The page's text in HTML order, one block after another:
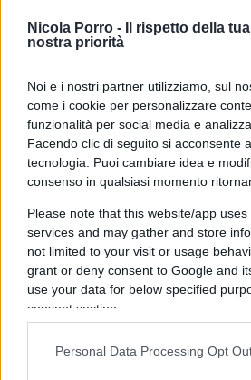
Nicola Porro -
Il rispetto della
nostra priorità
Noi e i nostri partner utilizziamo, sul
come i cookie per personalizzare
funzionalità per social media e
Facendo clic di seguito si acconsente
tecnologia. Puoi cambiare idea e
consenso in qualsiasi momento
Please note that this website/app
services and may gather and store
not limited to your visit or usage
grant or deny consent to Google and
use your data for below specified
consent section.
Personal Data Processing Opt
L’immigrazione. Sentite cosa
14:05 Forza Italia: finisce l’era
14:55 “Sei un pezzente”:
16:15 La vignetta schifosa sul
17:00 Lollobrigida fa fermare